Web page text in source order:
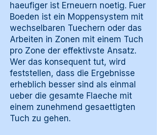
haeufiger ist Erneuern noetig. Fuer
Boeden ist ein Moppensystem mit
wechselbaren Tuechern oder das
Arbeiten in Zonen mit einem Tuch
pro Zone der effektivste Ansatz.
Wer das konsequent tut, wird
feststellen, dass die Ergebnisse
erheblich besser sind als einmal
ueber die gesamte Flaeche mit
einem zunehmend gesaettigten
Tuch zu gehen.